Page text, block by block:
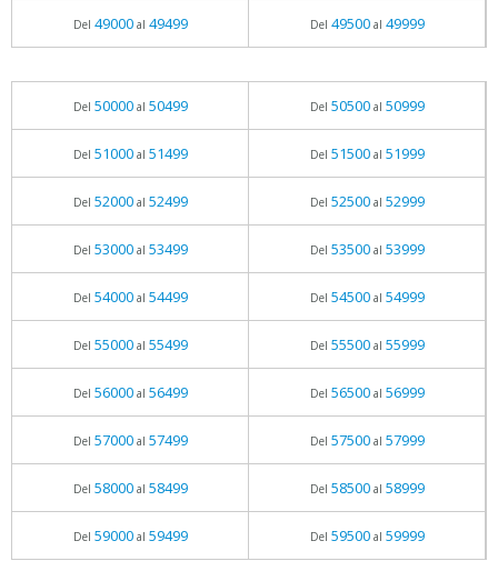
Del 49000al 49499 Del 49500al 49999
Del 50000al 50499 Del 50500al 50999
Del 51000al 51499 Del 51500al 51999
Del 52000al 52499 Del 52500al 52999
Del 53000al 53499 Del 53500al 53999
Del 54000al 54499 Del 54500al 54999
Del 55000al 55499 Del 55500al 55999
Del 56000al 56499 Del 56500al 56999
Del 57000al 57499 Del 57500al 57999
Del 58000al 58499 Del 58500al 58999
Del 59000al 59499 Del 59500al 59999